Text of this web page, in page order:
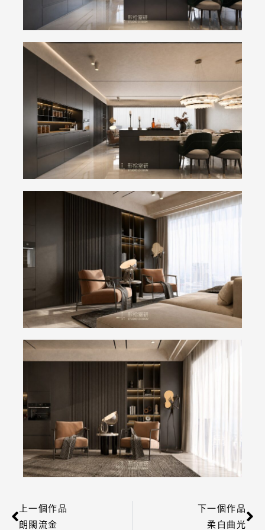
上一頁
上一個作品
朗闊流金
下一個作品
柔白曲光
下